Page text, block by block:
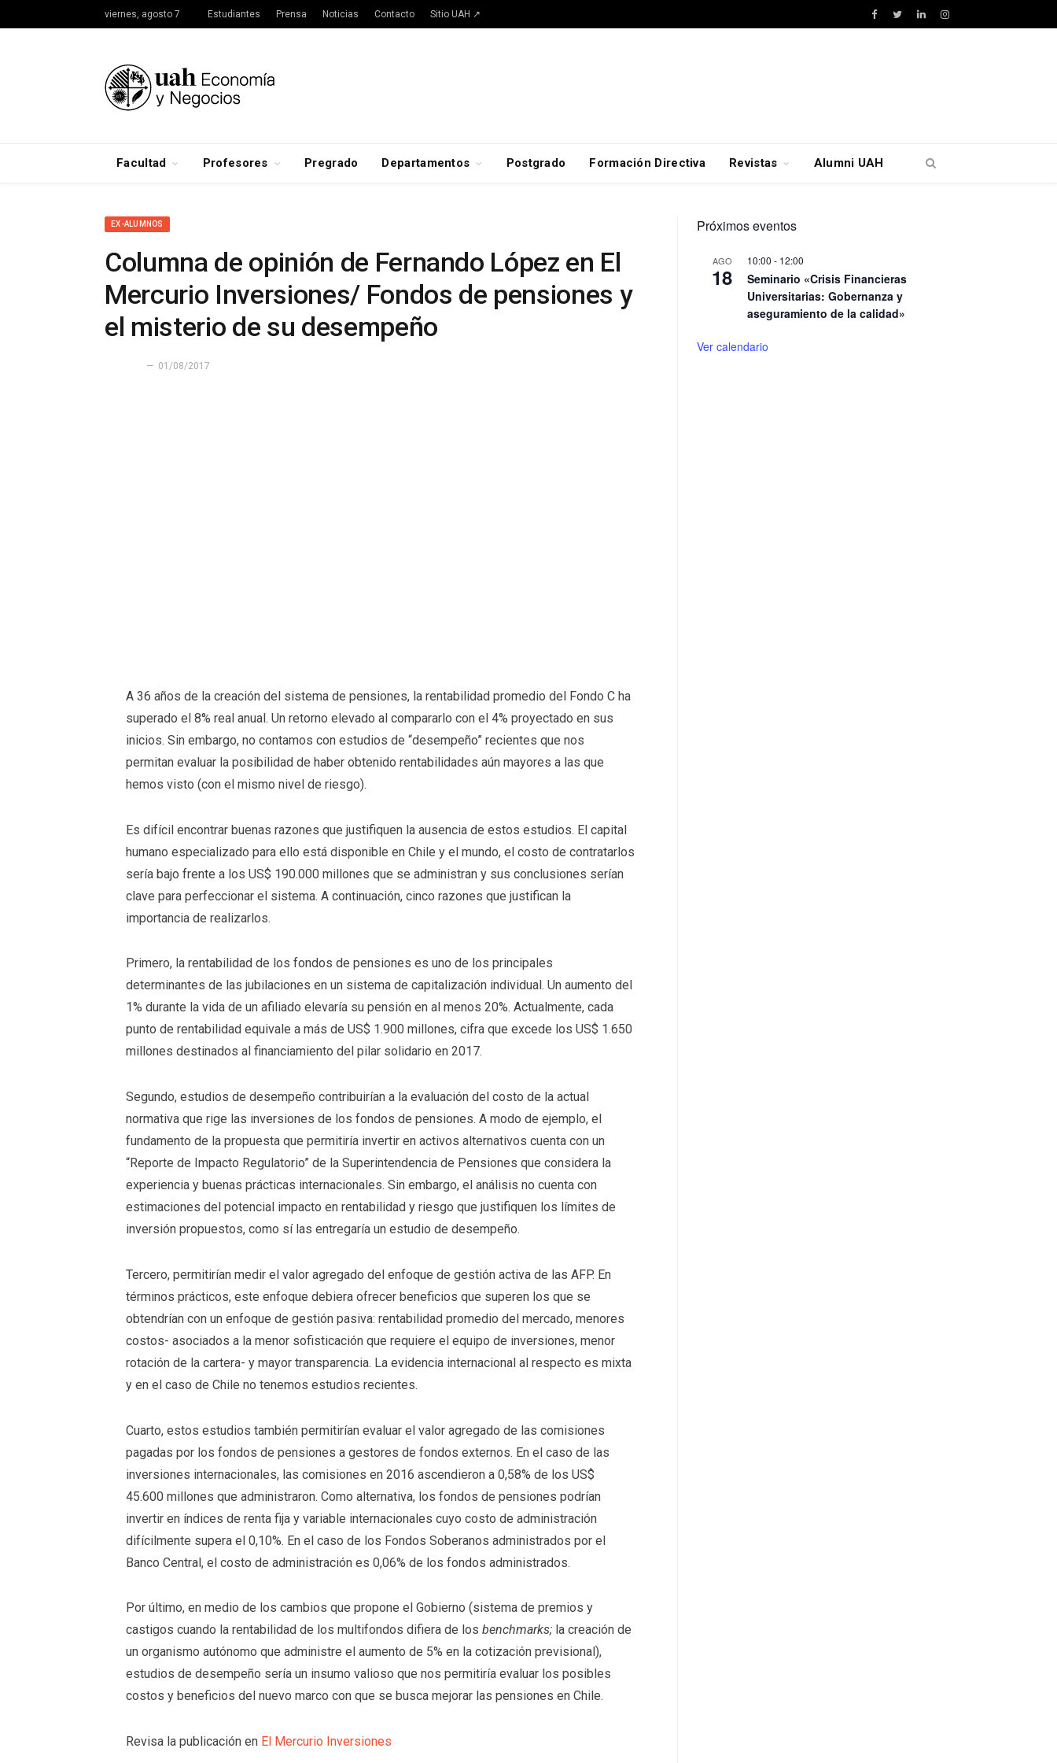
viernes, agosto 7 Estudiantes Prensa Noticias Contacto Sitio UAH ↗ Facebook
TwitterLinkedInInstagram
Facultad Profesores Pregrado Departamentos Postgrado Formación Directiva Revistas Alumni UAH
EX-ALUMNOS
Columna de opinión de Fernando López en El
Mercurio Inversiones/ Fondos de pensiones y
el misterio de su desempeño
01/08/2017
A 36 años de la creación del sistema de pensiones, la rentabilidad promedio del Fondo C ha
superado el 8% real anual. Un retorno elevado al compararlo con el 4% proyectado en sus
inicios. Sin embargo, no contamos con estudios de “desempeño” recientes que nos
permitan evaluar la posibilidad de haber obtenido rentabilidades aún mayores a las que
hemos visto (con el mismo nivel de riesgo).
Es difícil encontrar buenas razones que justifiquen la ausencia de estos estudios. El capital
humano especializado para ello está disponible en Chile y el mundo, el costo de contratarlos
sería bajo frente a los US$ 190.000 millones que se administran y sus conclusiones serían
clave para perfeccionar el sistema. A continuación, cinco razones que justifican la
importancia de realizarlos.
Primero, la rentabilidad de los fondos de pensiones es uno de los principales
determinantes de las jubilaciones en un sistema de capitalización individual. Un aumento del
1% durante la vida de un afiliado elevaría su pensión en al menos 20%. Actualmente, cada
punto de rentabilidad equivale a más de US$ 1.900 millones, cifra que excede los US$ 1.650
millones destinados al financiamiento del pilar solidario en 2017.
Segundo, estudios de desempeño contribuirían a la evaluación del costo de la actual
normativa que rige las inversiones de los fondos de pensiones. A modo de ejemplo, el
fundamento de la propuesta que permitiría invertir en activos alternativos cuenta con un
“Reporte de Impacto Regulatorio” de la Superintendencia de Pensiones que considera la
experiencia y buenas prácticas internacionales. Sin embargo, el análisis no cuenta con
estimaciones del potencial impacto en rentabilidad y riesgo que justifiquen los límites de
inversión propuestos, como sí las entregaría un estudio de desempeño.
Tercero, permitirían medir el valor agregado del enfoque de gestión activa de las AFP. En
términos prácticos, este enfoque debiera ofrecer beneficios que superen los que se
obtendrían con un enfoque de gestión pasiva: rentabilidad promedio del mercado, menores
costos- asociados a la menor sofisticación que requiere el equipo de inversiones, menor
rotación de la cartera- y mayor transparencia. La evidencia internacional al respecto es mixta
y en el caso de Chile no tenemos estudios recientes.
Cuarto, estos estudios también permitirían evaluar el valor agregado de las comisiones
pagadas por los fondos de pensiones a gestores de fondos externos. En el caso de las
inversiones internacionales, las comisiones en 2016 ascendieron a 0,58% de los US$
45.600 millones que administraron. Como alternativa, los fondos de pensiones podrían
invertir en índices de renta fija y variable internacionales cuyo costo de administración
difícilmente supera el 0,10%. En el caso de los Fondos Soberanos administrados por el
Banco Central, el costo de administración es 0,06% de los fondos administrados.
Por último, en medio de los cambios que propone el Gobierno (sistema de premios y
castigos cuando la rentabilidad de los multifondos difiera de losbenchmarks; la creación de
un organismo autónomo que administre el aumento de 5% en la cotización previsional),
estudios de desempeño sería un insumo valioso que nos permitiría evaluar los posibles
costos y beneficios del nuevo marco con que se busca mejorar las pensiones en Chile.
Revisa la publicación en El Mercurio Inversiones
Próximos eventos
AGO
18
10:00 - 12:00
Seminario «Crisis Financieras
Universitarias: Gobernanza y
aseguramiento de la calidad»
Ver calendario